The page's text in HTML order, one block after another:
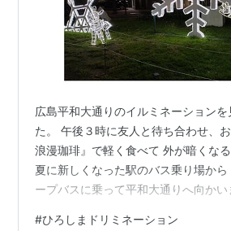
広島平和大通りのイルミネーションを
た。 午後３時に友人と待ち合わせ、
浪漫珈琲』で軽く食べて 外が暗くなる
夏に新しくなった駅のバス乗り場か
ープバスに乗って平和大通りへ向かい
#ひろしまドリミネーション